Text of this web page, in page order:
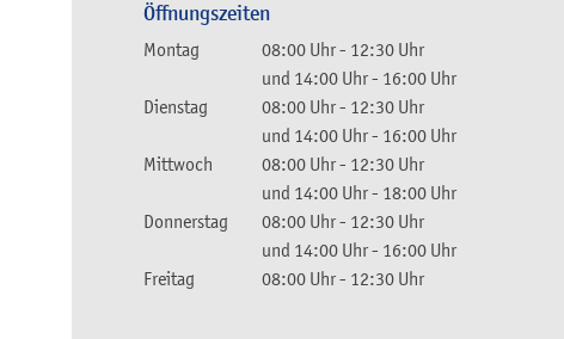
Öffnungszeiten
Montag 08:00 Uhr- 12:30 Uhr
und 14:00 Uhr- 16:00 Uhr
Dienstag
08:00 Uhr- 12:30 Uhr
und 14:00 Uhr- 16:00 Uhr
Mittwoch
08:00 Uhr- 12:30 Uhr
und 14:00 Uhr- 18:00 Uhr
Donnerstag
08:00 Uhr- 12:30 Uhr
und 14:00 Uhr- 16:00 Uhr
Freitag
08:00 Uhr- 12:30 Uhr